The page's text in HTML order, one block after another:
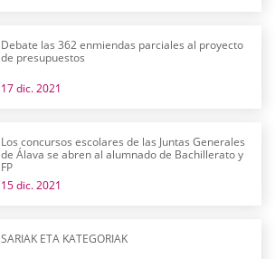
Debate las 362 enmiendas parciales al proyecto
de presupuestos
17 dic. 2021
Los concursos escolares de las Juntas Generales
de Álava se abren al alumnado de Bachillerato y
FP
15 dic. 2021
SARIAK ETA KATEGORIAK